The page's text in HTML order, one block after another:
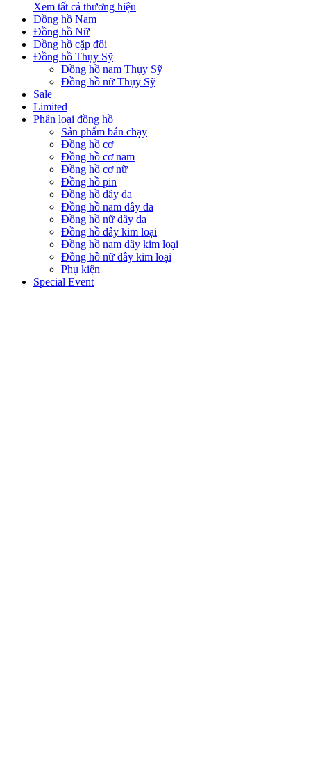
Xem tất cả thương hiệu
Đồng hồ Nam
Đồng hồ Nữ
Đồng hồ cặp đôi
Đồng hồ Thụy Sỹ
Đồng hồ nam Thụy Sỹ
Đồng hồ nữ Thụy Sỹ
Sale
Limited
Phân loại đồng hồ
Sản phẩm bán chạy
Đồng hồ cơ
Đồng hồ cơ nam
Đồng hồ cơ nữ
Đồng hồ pin
Đồng hồ dây da
Đồng hồ nam dây da
Đồng hồ nữ dây da
Đồng hồ dây kim loại
Đồng hồ nam dây kim loại
Đồng hồ nữ dây kim loại
Phụ kiện
Special Event